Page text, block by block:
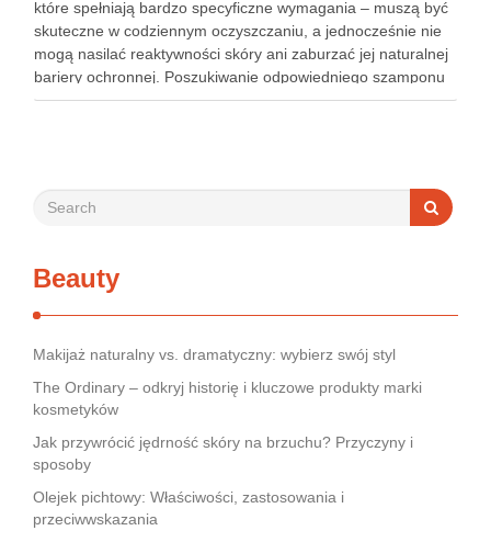
które spełniają bardzo specyficzne wymagania – muszą być
skuteczne w codziennym oczyszczaniu, a jednocześnie nie
mogą nasilać reaktywności skóry ani zaburzać jej naturalnej
bariery ochronnej. Poszukiwanie odpowiedniego szamponu
bywa dla wielu pacjentów procesem długim i frustrującym, bo
Beauty
Makijaż naturalny vs. dramatyczny: wybierz swój styl
The Ordinary – odkryj historię i kluczowe produkty marki
kosmetyków
Jak przywrócić jędrność skóry na brzuchu? Przyczyny i
sposoby
Olejek pichtowy: Właściwości, zastosowania i
przeciwwskazania